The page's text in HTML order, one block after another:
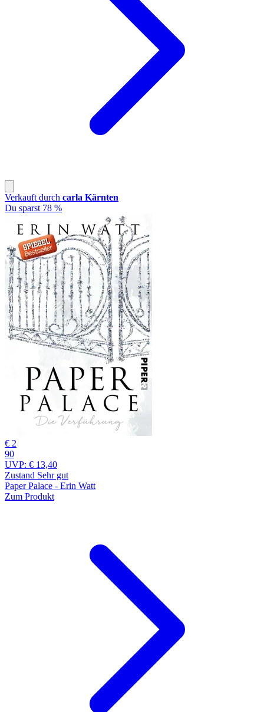
Verkauft durch carla Kärnten
Du sparst 78 %
€ 2
90
UVP: € 13,40
Zustand Sehr gut
Paper Palace - Erin Watt
Zum Produkt